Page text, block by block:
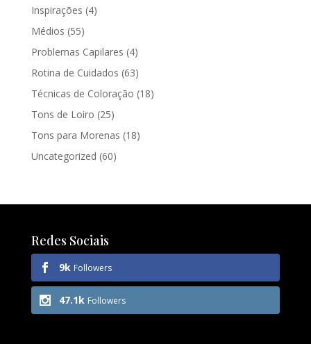
Inspirações (4)
Médios (55)
Problemas Capilares (4)
Rotina de Cuidados (63)
Técnicas de Coloração (18)
Tons de Loiro (25)
Tons para Morenas (18)
Uncategorized (60)
Redes Sociais
9k Followers
47.1k Followers